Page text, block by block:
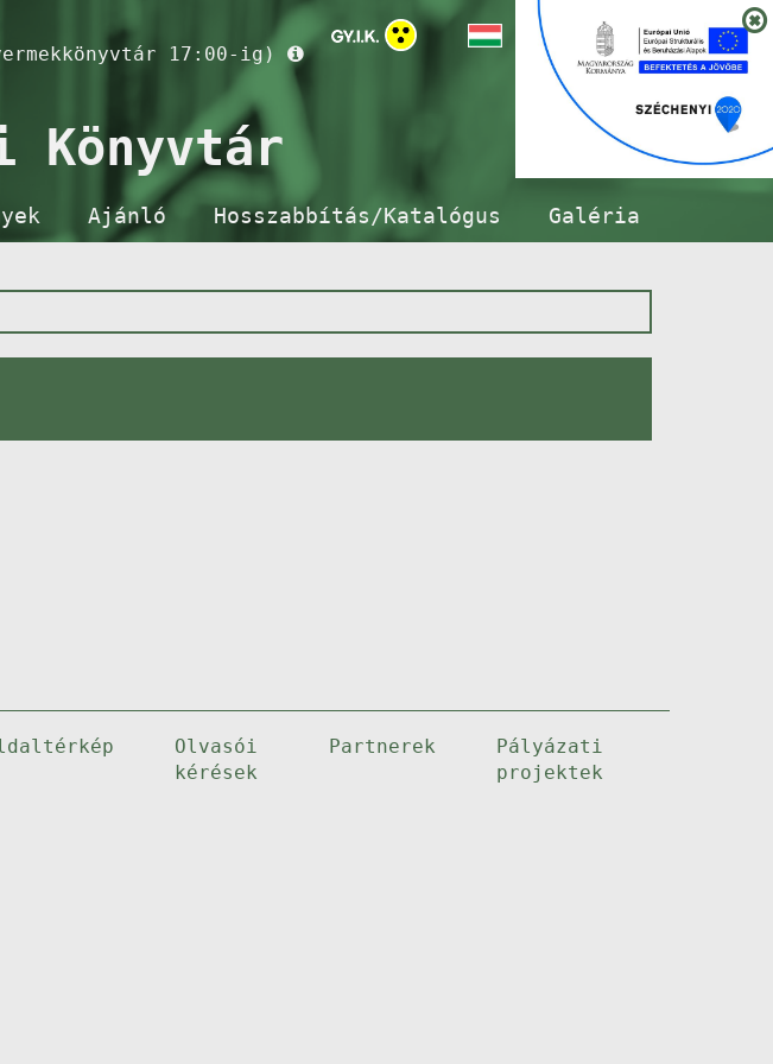
17:00-ig)
Könyvtár
Ajánló Hosszabbítás/Katalógus Galéria
Olvasói
kérések
Partnerek
Pályázati
projektek